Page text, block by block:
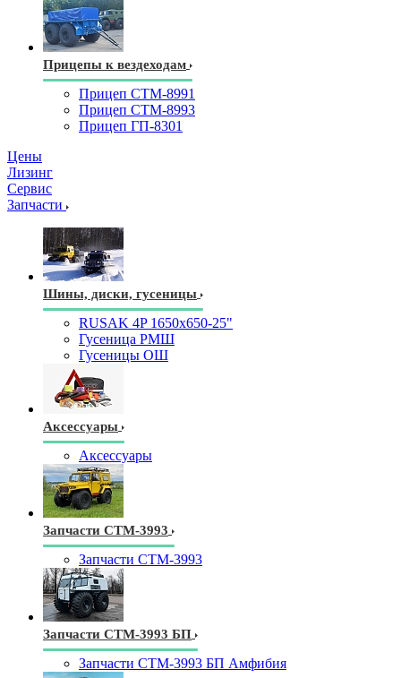
Прицепы к вездеходам
Прицеп СТМ-8991
Прицеп СТМ-8993
Прицеп ГП-8301
Цены
Лизинг
Сервис
Запчасти
Шины, диски, гусеницы
RUSAK 4P 1650х650-25"
Гусеница РМШ
Гусеницы ОШ
Аксессуары
Аксессуары
Запчасти СТМ-3993
Запчасти СТМ-3993
Запчасти СТМ-3993 БП
Запчасти СТМ-3993 БП Амфибия